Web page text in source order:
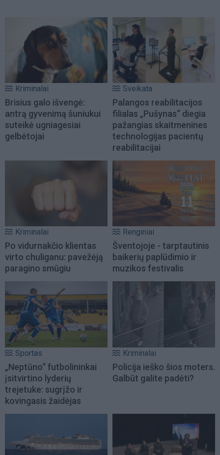
Kriminalai
Brisius galo išvengė:
antrą gyvenimą šuniukui
suteikė ugniagesiai
gelbėtojai
Sveikata
Palangos reabilitacijos
filialas „Pušynas“ diegia
pažangias skaitmenines
technologijas pacientų
reabilitacijai
Kriminalai
Po vidurnakčio klientas
virto chuliganu: pavežėją
paragino smūgiu
Renginiai
Šventojoje - tarptautinis
baikerių paplūdimio ir
muzikos festivalis
Sportas
„Neptūno“ futbolininkai
įsitvirtino lyderių
trejetuke: sugrįžo ir
kovingasis žaidėjas
Kriminalai
Policija ieško šios moters.
Galbūt galite padėti?